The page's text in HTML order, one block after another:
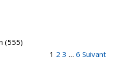
(555)
1 2 3 … 6 Suivant